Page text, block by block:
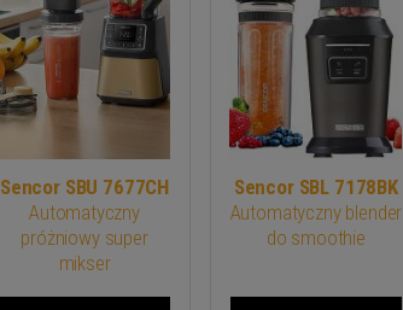
Sencor SBU 7677CH
Automatyczny
próżniowy super
mikser
Sencor SBL 7178BK
Automatyczny blender
do smoothie